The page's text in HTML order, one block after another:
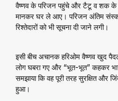
वैष्णव के परिजन पहुंचे और टैटू व शक के
मानकर घर ले आए। परिजन अंतिम
रिश्तेदारों को भी सूचना दी जाने लगी।
इसी बीच अचानक हरिओम वैष्णव खुद
लोग घबरा गए और “भूत-भूत” कहकर
समझाया कि वह पूरी तरह सुरक्षित और
हुआ।